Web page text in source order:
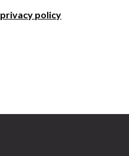
privacy policy